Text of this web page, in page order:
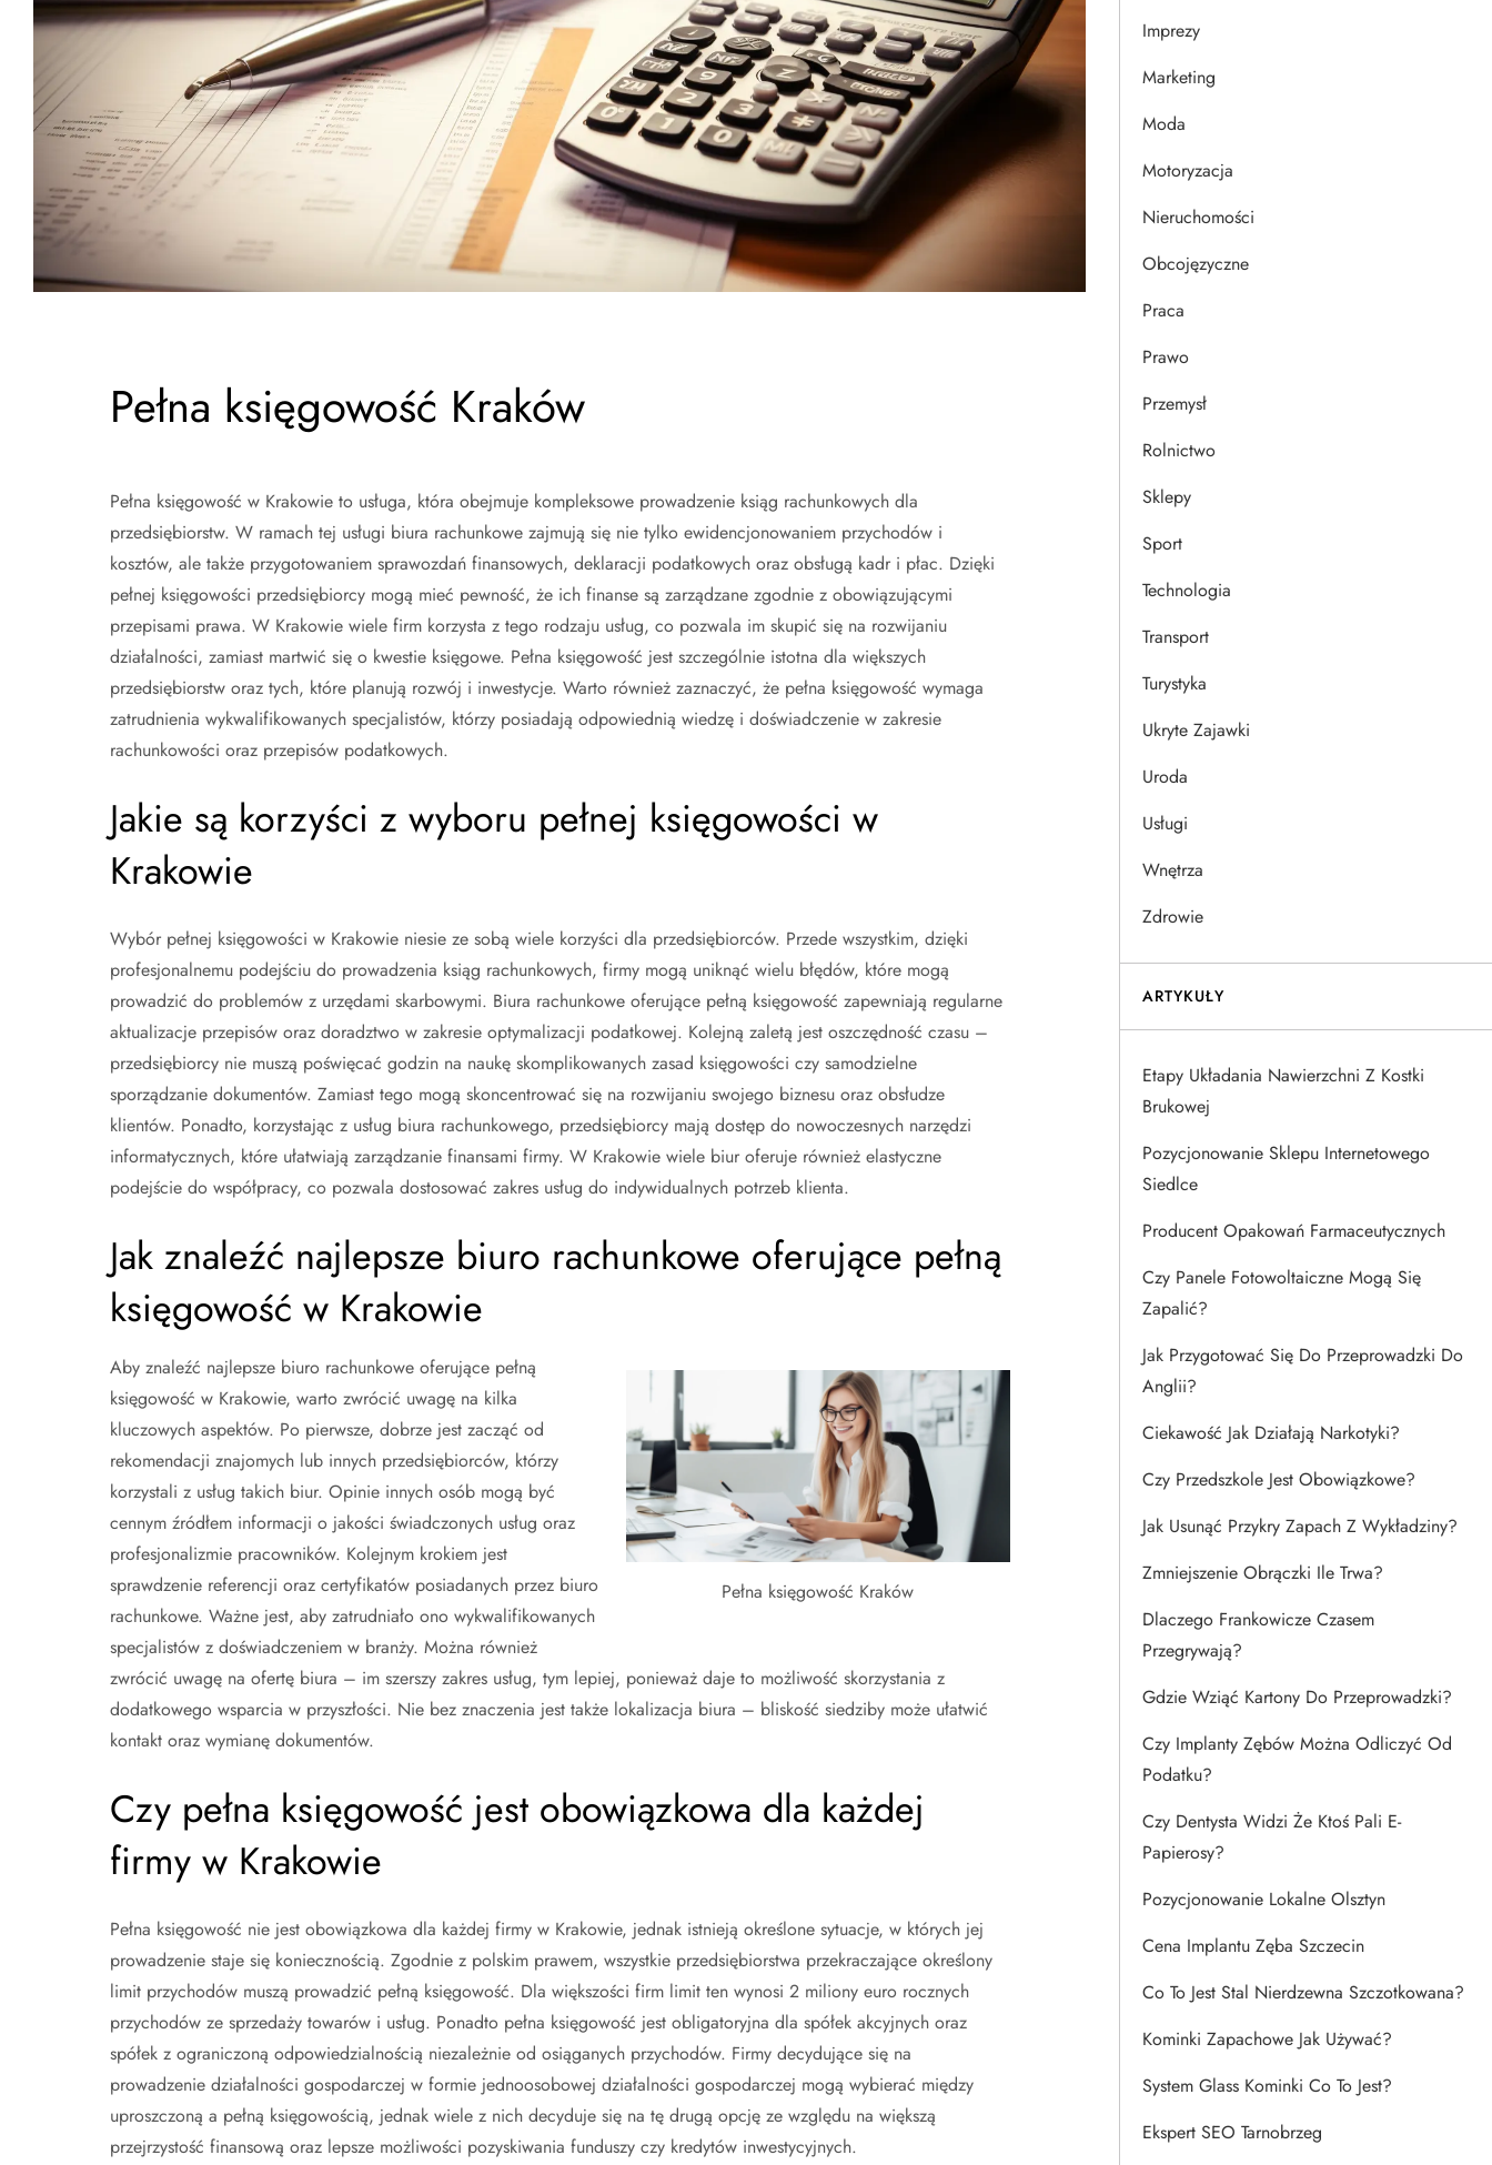
Pełna księgowość Kraków
Pełna księgowość w Krakowie to usługa, która obejmuje kompleksowe prowadzenie ksiąg rachunkowych dla
przedsiębiorstw. W ramach tej usługi biura rachunkowe zajmują się nie tylko ewidencjonowaniem przychodów i
kosztów, ale także przygotowaniem sprawozdań finansowych, deklaracji podatkowych oraz obsługą kadr i płac. Dzięki
pełnej księgowości przedsiębiorcy mogą mieć pewność, że ich finanse są zarządzane zgodnie z obowiązującymi
przepisami prawa. W Krakowie wiele firm korzysta z tego rodzaju usług, co pozwala im skupić się na rozwijaniu
działalności, zamiast martwić się o kwestie księgowe. Pełna księgowość jest szczególnie istotna dla większych
przedsiębiorstw oraz tych, które planują rozwój i inwestycje. Warto również zaznaczyć, że pełna księgowość wymaga
zatrudnienia wykwalifikowanych specjalistów, którzy posiadają odpowiednią wiedzę i doświadczenie w zakresie
rachunkowości oraz przepisów podatkowych.
Jakie są korzyści z wyboru pełnej księgowości w
Krakowie
Wybór pełnej księgowości w Krakowie niesie ze sobą wiele korzyści dla przedsiębiorców. Przede wszystkim, dzięki
profesjonalnemu podejściu do prowadzenia ksiąg rachunkowych, firmy mogą uniknąć wielu błędów, które mogą
prowadzić do problemów z urzędami skarbowymi. Biura rachunkowe oferujące pełną księgowość zapewniają regularne
aktualizacje przepisów oraz doradztwo w zakresie optymalizacji podatkowej. Kolejną zaletą jest oszczędność czasu –
przedsiębiorcy nie muszą poświęcać godzin na naukę skomplikowanych zasad księgowości czy samodzielne
sporządzanie dokumentów. Zamiast tego mogą skoncentrować się na rozwijaniu swojego biznesu oraz obsłudze
klientów. Ponadto, korzystając z usług biura rachunkowego, przedsiębiorcy mają dostęp do nowoczesnych narzędzi
informatycznych, które ułatwiają zarządzanie finansami firmy. W Krakowie wiele biur oferuje również elastyczne
podejście do współpracy, co pozwala dostosować zakres usług do indywidualnych potrzeb klienta.
Jak znaleźć najlepsze biuro rachunkowe oferujące pełną
księgowość w Krakowie
Pełna księgowość Kraków
Aby znaleźć najlepsze biuro rachunkowe oferujące pełną
księgowość w Krakowie, warto zwrócić uwagę na kilka
kluczowych aspektów. Po pierwsze, dobrze jest zacząć od
rekomendacji znajomych lub innych przedsiębiorców, którzy
korzystali z usług takich biur. Opinie innych osób mogą być
cennym źródłem informacji o jakości świadczonych usług oraz
profesjonalizmie pracowników. Kolejnym krokiem jest
sprawdzenie referencji oraz certyfikatów posiadanych przez biuro
rachunkowe. Ważne jest, aby zatrudniało ono wykwalifikowanych
specjalistów z doświadczeniem w branży. Można również
zwrócić uwagę na ofertę biura – im szerszy zakres usług, tym lepiej, ponieważ daje to możliwość skorzystania z
dodatkowego wsparcia w przyszłości. Nie bez znaczenia jest także lokalizacja biura – bliskość siedziby może ułatwić
kontakt oraz wymianę dokumentów.
Czy pełna księgowość jest obowiązkowa dla każdej
firmy w Krakowie
Pełna księgowość nie jest obowiązkowa dla każdej firmy w Krakowie, jednak istnieją określone sytuacje, w których jej
prowadzenie staje się koniecznością. Zgodnie z polskim prawem, wszystkie przedsiębiorstwa przekraczające określony
limit przychodów muszą prowadzić pełną księgowość. Dla większości firm limit ten wynosi 2 miliony euro rocznych
przychodów ze sprzedaży towarów i usług. Ponadto pełna księgowość jest obligatoryjna dla spółek akcyjnych oraz
spółek z ograniczoną odpowiedzialnością niezależnie od osiąganych przychodów. Firmy decydujące się na
prowadzenie działalności gospodarczej w formie jednoosobowej działalności gospodarczej mogą wybierać między
uproszczoną a pełną księgowością, jednak wiele z nich decyduje się na tę drugą opcję ze względu na większą
przejrzystość finansową oraz lepsze możliwości pozyskiwania funduszy czy kredytów inwestycyjnych.
Imprezy
Marketing
Moda
Motoryzacja
Nieruchomości
Obcojęzyczne
Praca
Prawo
Przemysł
Rolnictwo
Sklepy
Sport
Technologia
Transport
Turystyka
Ukryte Zajawki
Uroda
Usługi
Wnętrza
Zdrowie
ARTYKUŁY
Etapy Układania Nawierzchni Z Kostki
Brukowej
Pozycjonowanie Sklepu Internetowego
Siedlce
Producent Opakowań Farmaceutycznych
Czy Panele Fotowoltaiczne Mogą Się
Zapalić?
Jak Przygotować Się Do Przeprowadzki Do
Anglii?
Ciekawość Jak Działają Narkotyki?
Czy Przedszkole Jest Obowiązkowe?
Jak Usunąć Przykry Zapach Z Wykładziny?
Zmniejszenie Obrączki Ile Trwa?
Dlaczego Frankowicze Czasem
Przegrywają?
Gdzie Wziąć Kartony Do Przeprowadzki?
Czy Implanty Zębów Można Odliczyć Od
Podatku?
Czy Dentysta Widzi Że Ktoś Pali E-
Papierosy?
Pozycjonowanie Lokalne Olsztyn
Cena Implantu Zęba Szczecin
Co To Jest Stal Nierdzewna Szczotkowana?
Kominki Zapachowe Jak Używać?
System Glass Kominki Co To Jest?
Ekspert SEO Tarnobrzeg